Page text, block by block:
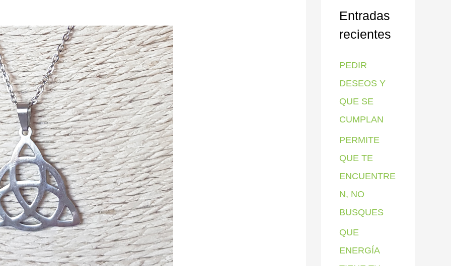
a
r
o
r
:
Entradas
recientes
PEDIR
DESEOS Y
QUE SE
CUMPLAN
PERMITE
QUE TE
ENCUENTRE
N, NO
BUSQUES
QUE
ENERGÍA